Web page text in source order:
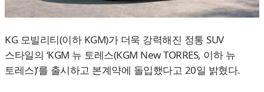
KG 모빌리티(이하 KGM)가 더욱 강력해진 정통 SUV
스타일의 ‘KGM 뉴 토레스(KGM New TORRES, 이하 뉴
토레스)’를 출시하고 본계약에 돌입했다고 20일 밝혔다.